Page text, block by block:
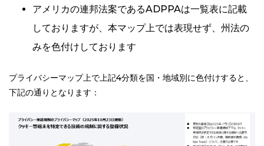
アメリカの連邦法案であるADPPAは一覧表に記載
しておりますが、本マップ上では表現せず、州法の
みを色付けしております
プライバシーマップ上で上記4分類を国・地域別に色付けすると、
下記の通りとなります：